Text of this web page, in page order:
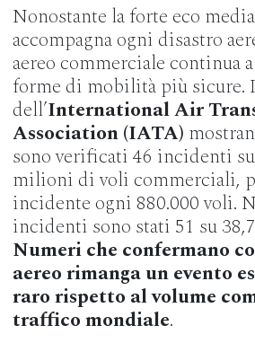
Nonostante la forte eco
accompagna ogni disastro
aereo commerciale continua
forme di mobilità più sicure.
dell’International Air
Association (IATA)
sono verificati 46 incidenti
milioni di voli commerciali,
incidente ogni 880.000 voli.
incidenti sono stati 51 su
Numeri che confermano
aereo rimanga un evento
raro rispetto al volume
traffico mondiale.